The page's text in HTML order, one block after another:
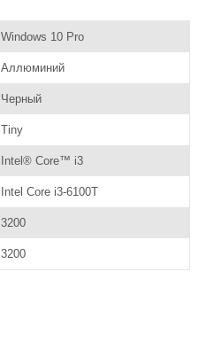
Windows 10 Pro
Аллюминий
Черный
Tiny
Intel® Core™ i3
Intel Core i3-6100T
3200
3200